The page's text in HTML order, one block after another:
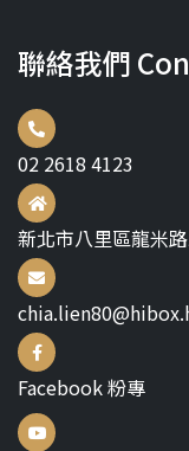
聯絡我們
02 2618 4123
新北市八里區龍米
Facebook 粉專